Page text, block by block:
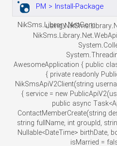
PM > Install-Package
NikSms.Library.NetCore
using
AwesomeApplication { public
{ private readonly
NikSmsApiV2Client(string
{ service = new
public async
ContactMemberCreate(string
string fullName, int groupId,
Nullable<DateTime> birthDate,
isMarried =